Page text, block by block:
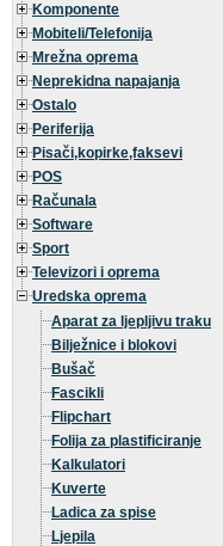
Komponente
Mobiteli/Telefonija
Mrežna oprema
Neprekidna napajanja
Ostalo
Periferija
Pisači,kopirke,faksevi
POS
Računala
Software
Sport
Televizori i oprema
Uredska oprema
Aparat za ljepljivu traku
Bilježnice i blokovi
Bušač
Fascikli
Flipchart
Folija za plastificiranje
Kalkulatori
Kuverte
Ladica za spise
Ljepila